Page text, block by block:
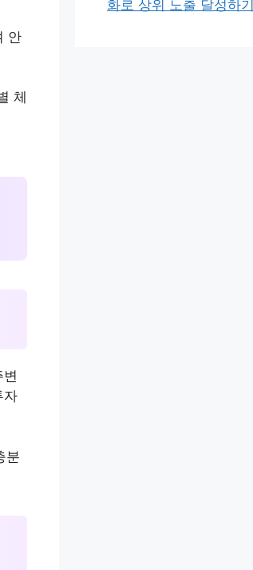
안
체
자
분
화로 상위 노출 달성하기